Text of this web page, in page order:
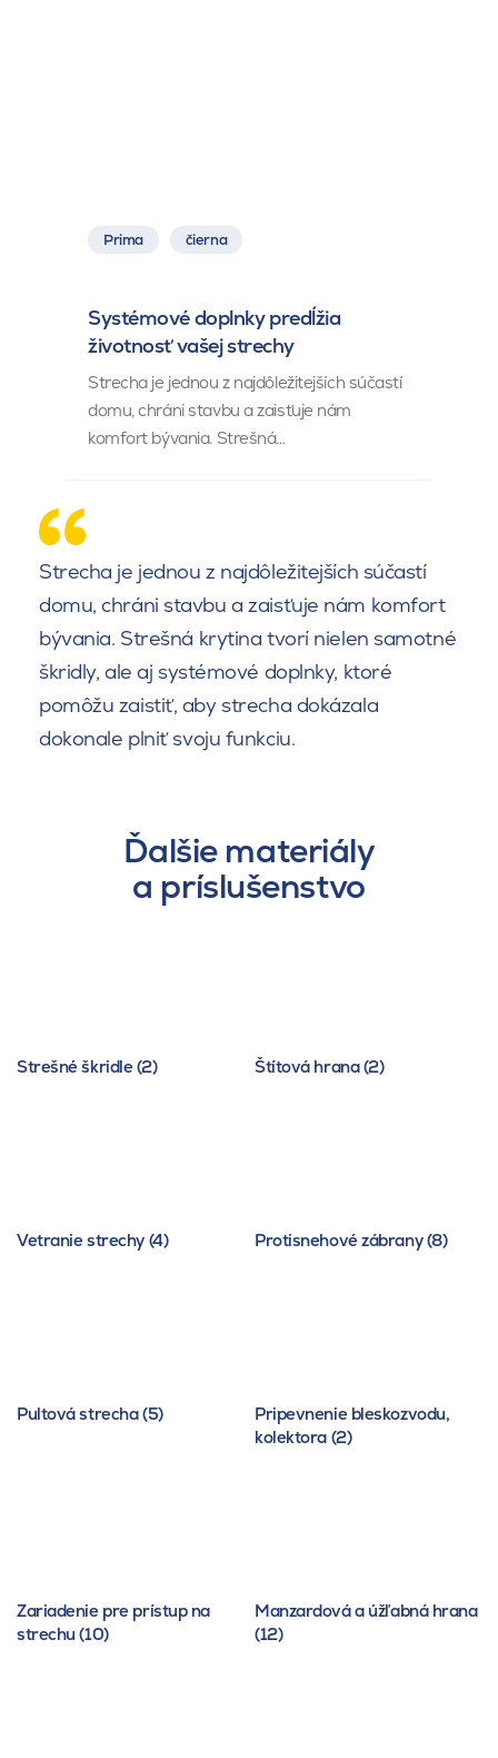
Prima čierna
Systémové doplnky predĺžia
životnosť vašej strechy
Strecha je jednou z najdôležitejších súčastí
domu, chráni stavbu a zaisťuje nám
komfort bývania. Strešná…
Strecha je jednou z najdôležitejších súčastí
domu, chráni stavbu a zaisťuje nám komfort
bývania. Strešná krytina tvorí nielen samotné
škridly, ale aj systémové doplnky, ktoré
pomôžu zaistiť, aby strecha dokázala
dokonale plniť svoju funkciu.
Ďalšie materiály
a príslušenstvo
Strešné škridle (2) Štítová hrana (2)
Vetranie strechy (4) Protisnehové zábrany (8)
Pultová strecha (5)
Pripevnenie bleskozvodu,
kolektora (2)
Zariadenie pre prístup na
strechu (10)
Manzardová a úžľabná hrana
(12)